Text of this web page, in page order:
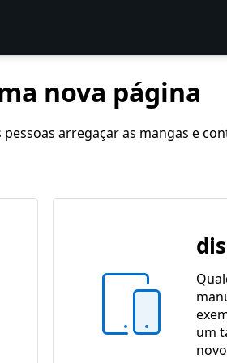
nova página
arregaçar as mangas e
um